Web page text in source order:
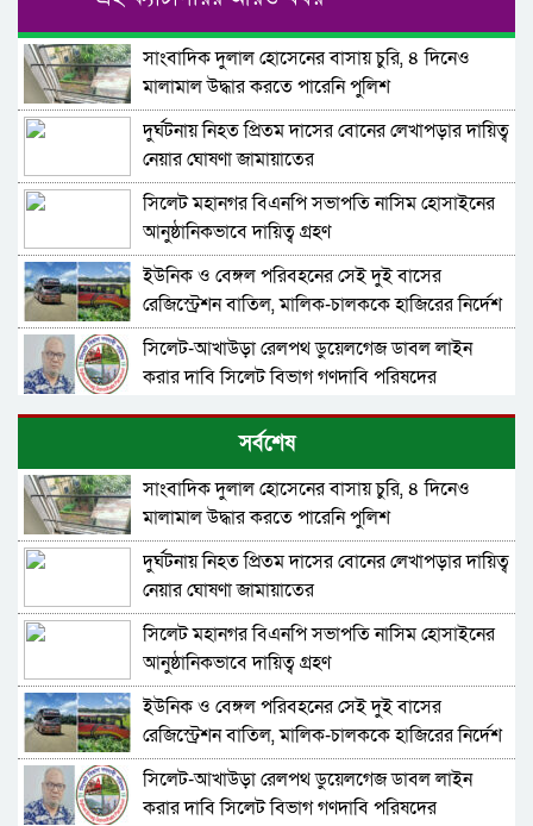
সাংবাদিক দুলাল হোসেনের বাসায় চুরি, ৪ দিনেও
মালামাল উদ্ধার করতে পারেনি পুলিশ
দুর্ঘটনায় নিহত প্রিতম দাসের বোনের লেখাপড়ার দায়িত্ব
নেয়ার ঘোষণা জামায়াতের
সিলেট মহানগর বিএনপি সভাপতি নাসিম হোসাইনের
আনুষ্ঠানিকভাবে দায়িত্ব গ্রহণ
ইউনিক ও বেঙ্গল পরিবহনের সেই দুই বাসের
রেজিস্ট্রেশন বাতিল, মালিক-চালককে হাজিরের নির্দেশ
সিলেট-আখাউড়া রেলপথ ডুয়েলগেজ ডাবল লাইন
করার দাবি সিলেট বিভাগ গণদাবি পরিষদের
জিয়া সংসদ সিলেট জেলা শাখার ‘জুলাই গণঅভ্যুত্থান
এবং ঐক্যের রাজনীতি’ শীর্ষক আলোচনা
হৃদয়ে জকিগঞ্জ সিলেটের ৫ম প্রতিষ্ঠাবার্ষিকী অনুষ্ঠিত
রাতারগুলে ব্যবস্থাপনায় ঘাটতি-ঝুঁকিপূর্ণ ওয়াচ টাওয়ার,
যানজটে নাকাল পর্যটক
সিলেট ওসমানীনগরে সড়ক দুর্ঘটনা: পরিচয় মিলেছে
নিহত ৯ জনেরই
শিশু জায়ফা ছিল বাবা-মায়ের কোল, হঠাৎ জোরে একটা
শব্দ হলো.
ওসমানীনগরে সড়ক দুর্ঘটনায় ৯ জনের মৃত্যুতে খন্দকার
মুক্তাদিরের শোক
সর্বশেষ
সাংবাদিক দুলাল হোসেনের বাসায় চুরি, ৪ দিনেও
মালামাল উদ্ধার করতে পারেনি পুলিশ
দুর্ঘটনায় নিহত প্রিতম দাসের বোনের লেখাপড়ার দায়িত্ব
নেয়ার ঘোষণা জামায়াতের
সিলেট মহানগর বিএনপি সভাপতি নাসিম হোসাইনের
আনুষ্ঠানিকভাবে দায়িত্ব গ্রহণ
ইউনিক ও বেঙ্গল পরিবহনের সেই দুই বাসের
রেজিস্ট্রেশন বাতিল, মালিক-চালককে হাজিরের নির্দেশ
সিলেট-আখাউড়া রেলপথ ডুয়েলগেজ ডাবল লাইন
করার দাবি সিলেট বিভাগ গণদাবি পরিষদের